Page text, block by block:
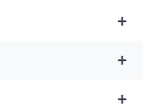
+
+
+